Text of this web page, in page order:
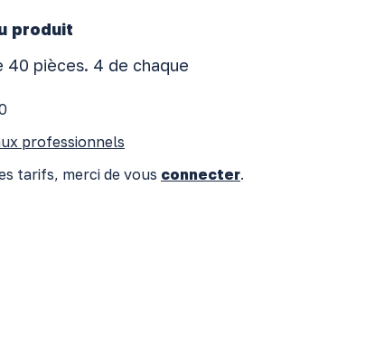
produit
40 pièces. 4 de chaque
professionnels
tarifs, merci de vous connecter.